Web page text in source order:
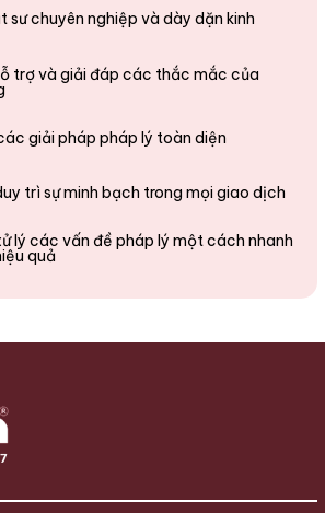
sư chuyên nghiệp và dày dặn kinh
trợ và giải đáp các thắc mắc của
giải pháp pháp lý toàn diện
trì sự minh bạch trong mọi giao dịch
lý các vấn đề pháp lý một cách nhanh
quả